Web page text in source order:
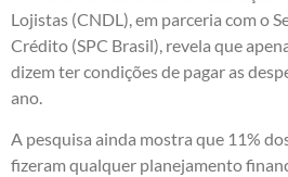
Lojistas (CNDL), em parceria com o
Crédito (SPC Brasil), revela que
dizem ter condições de pagar as
ano.
A pesquisa ainda mostra que 11%
fizeram qualquer planejamento